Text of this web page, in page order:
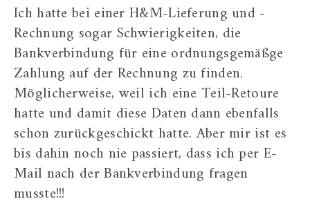
Ich hatte bei einer H&M-Lieferung und -
Rechnung sogar Schwierigkeiten, die
Bankverbindung für eine ordnungsgemäßge
Zahlung auf der Rechnung zu finden.
Möglicherweise, weil ich eine Teil-Retoure
hatte und damit diese Daten dann ebenfalls
schon zurückgeschickt hatte. Aber mir ist es
bis dahin noch nie passiert, dass ich per E-
Mail nach der Bankverbindung fragen
musste!!!